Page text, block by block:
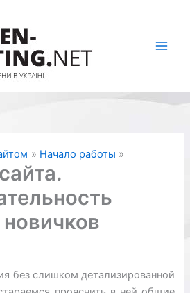
Начало работы
без слишком детализированной